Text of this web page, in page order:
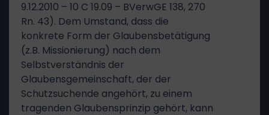
9.12.2010 – 10 C 19.09 – BVerwGE 138, 270
Rn. 43). Dem Umstand, dass die
konkrete Form der Glaubensbetätigung
(z.B. Missionierung) nach dem
Selbstverständnis der
Glaubensgemeinschaft, der der
Schutzsuchende angehört, zu einem
tragenden Glaubensprinzip gehört, kann